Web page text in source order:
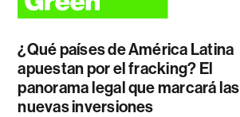
¿Qué países de América Latina
apuestan por el fracking? El
panorama legal que marcará las
nuevas inversiones